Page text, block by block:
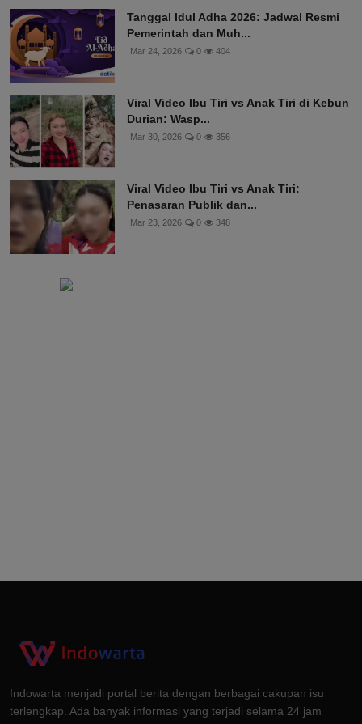
Tanggal Idul Adha 2026: Jadwal Resmi
Pemerintah dan Muh...
Mar 24, 2026 0 404
Viral Video Ibu Tiri vs Anak Tiri di Kebun
Durian: Wasp...
Mar 30, 2026 0 356
Viral Video Ibu Tiri vs Anak Tiri:
Penasaran Publik dan...
Mar 23, 2026 0 348
Indowarta menjadi portal berita dengan berbagai cakupan isu
terlengkap. Ada banyak informasi yang terjadi selama 24 jam